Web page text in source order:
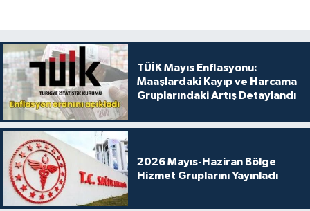
TÜİK Mayıs Enflasyonu:
Maaşlardaki Kayıp ve Harcama
Gruplarındaki Artış Detaylandı
2026 Mayıs-Haziran Bölge
Hizmet Gruplarını Yayınladı